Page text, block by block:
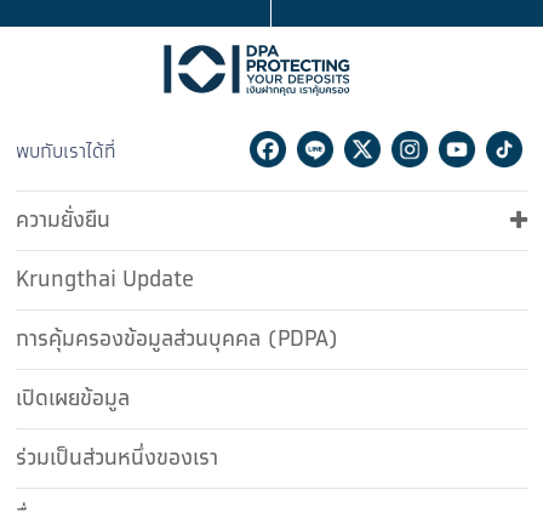
พบกับเราได้ที่ Facebook
LineTwitterInstagram
ความยั่งยืน
Krungthai Update
การคุ้มครองข้อมูลส่วนบุคคล (PDPA)
เปิดเผยข้อมูล
ร่วมเป็นส่วนหนึ่งของเรา